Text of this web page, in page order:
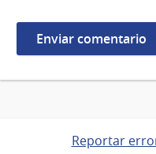
Reportar